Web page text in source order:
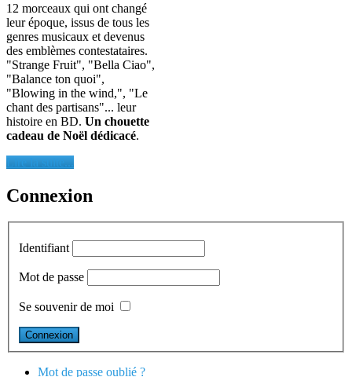
12 morceaux qui ont changé
leur époque, issus de tous les
genres musicaux et devenus
des emblèmes contestataires.
"Strange Fruit", "Bella Ciao",
"Balance ton quoi",
"Blowing in the wind,", "Le
chant des partisans"... leur
histoire en BD. Un chouette
cadeau de Noël dédicacé.
Lire la suite...
Connexion
Identifiant
Mot de passe
Se souvenir de moi
Mot de passe oublié ?